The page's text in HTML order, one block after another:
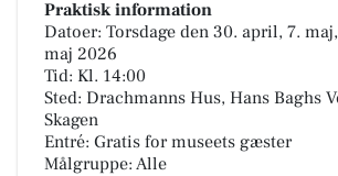
Praktisk information
Datoer: Torsdage den 30. april, 7.
maj 2026
Tid: Kl. 14:00
Sted: Drachmanns Hus, Hans Baghs
Skagen
Entré: Gratis for museets gæster
Målgruppe: Alle